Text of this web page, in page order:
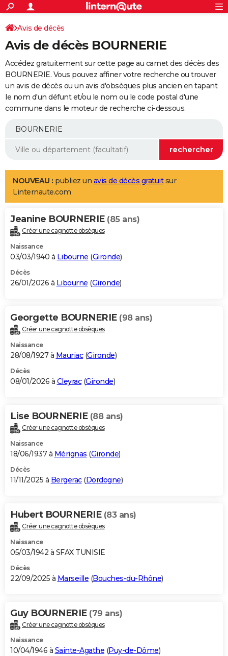
ACTUALITÉS
Politique
Société
Faits Divers
Education
Monde
Villes
+
SPORT
Coupe du monde 2026
Football
Tennis
Cyclisme
Rugby
Forum
Programme TV
TNT
Streaming
Cinéma
Sorties cinéma
Musique
+
FINANCE
Impôts
Immobilier
Risques naturels par ville
Banque
Assurance
Crédit
AUTO
Essais
Réserver un essai
Citadines
Berlines
SUV
Forum auto
+
Mobiles
Meilleur smartphone
Internet
Ordinateurs
Jeux vidéo
Guide high-tech
Aménagement intérieur
LIFESTYLE
Art de vivre
Bien-être
Loisirs
Mode
Modes de vie
Alimentation
Guide de la santé
Maladies
Médicaments
Sommeil
VOYAGE
Destinations
City break
Voyage nature
Voyage de noces
Forum
Climat
+PHOTO
GUIDES D'ACHAT
BONS PLANS
Carte de Noël
Carte Bonne année
Carte Saint-Valentin
Carte Pâques
Carte d'anniversaire
DICTIONNAIRE
Dictionnaire
Biographies
Citations
Expressions
Proverbes
PROGRAMME TV
S'inscrire
Se connecter
Lycées
Collèges
Primaires
Universités
Entreprises
Service militaire
Avis de recherche
AVIS DE DÉCÈS
Bricolage
Lifestyle
Culture
Sport
Auto
Television
Voyage
Cinema
Avis de décès
Avis de décès BOURNERIE
Accédez gratuitement sur cette page au carnet des décès des
BOURNERIE. Vous pouvez affiner votre recherche ou trouver
un avis de décès ou un avis d'obsèques plus ancien en tapant
le nom d'un défunt et/ou le nom ou le code postal d'une
commune dans le moteur de recherche ci-dessous.
NOUVEAU : publiez un avis de décès gratuitsur
Linternaute.com
Jeanine BOURNERIE (85 ans)
Créer une cagnotte obsèques
Naissance
03/03/1940 à Libourne (Gironde)
Décès
26/01/2026 à Libourne (Gironde)
Georgette BOURNERIE (98 ans)
Créer une cagnotte obsèques
Naissance
28/08/1927 à Mauriac(Gironde)
Décès
08/01/2026 à Cleyrac(Gironde)
Lise BOURNERIE (88 ans)
Créer une cagnotte obsèques
Naissance
18/06/1937 à Mérignas (Gironde)
Décès
11/11/2025 à Bergerac(Dordogne)
Hubert BOURNERIE (83 ans)
Créer une cagnotte obsèques
Naissance
05/03/1942 à SFAX TUNISIE
Décès
22/09/2025 à Marseille (Bouches-du-Rhône)
Guy BOURNERIE (79 ans)
Créer une cagnotte obsèques
Naissance
10/04/1946 à Sainte-Agathe (Puy-de-Dôme)